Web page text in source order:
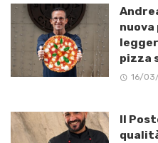
pizza
16/
Il